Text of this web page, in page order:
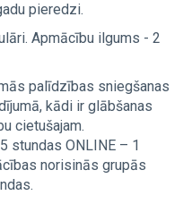
pieredzi.
Apmācību ilgums - 2
palīdzības sniegšanas
kādi ir glābšanas
cietušajam.
stundas ONLINE – 1
norisinās grupās